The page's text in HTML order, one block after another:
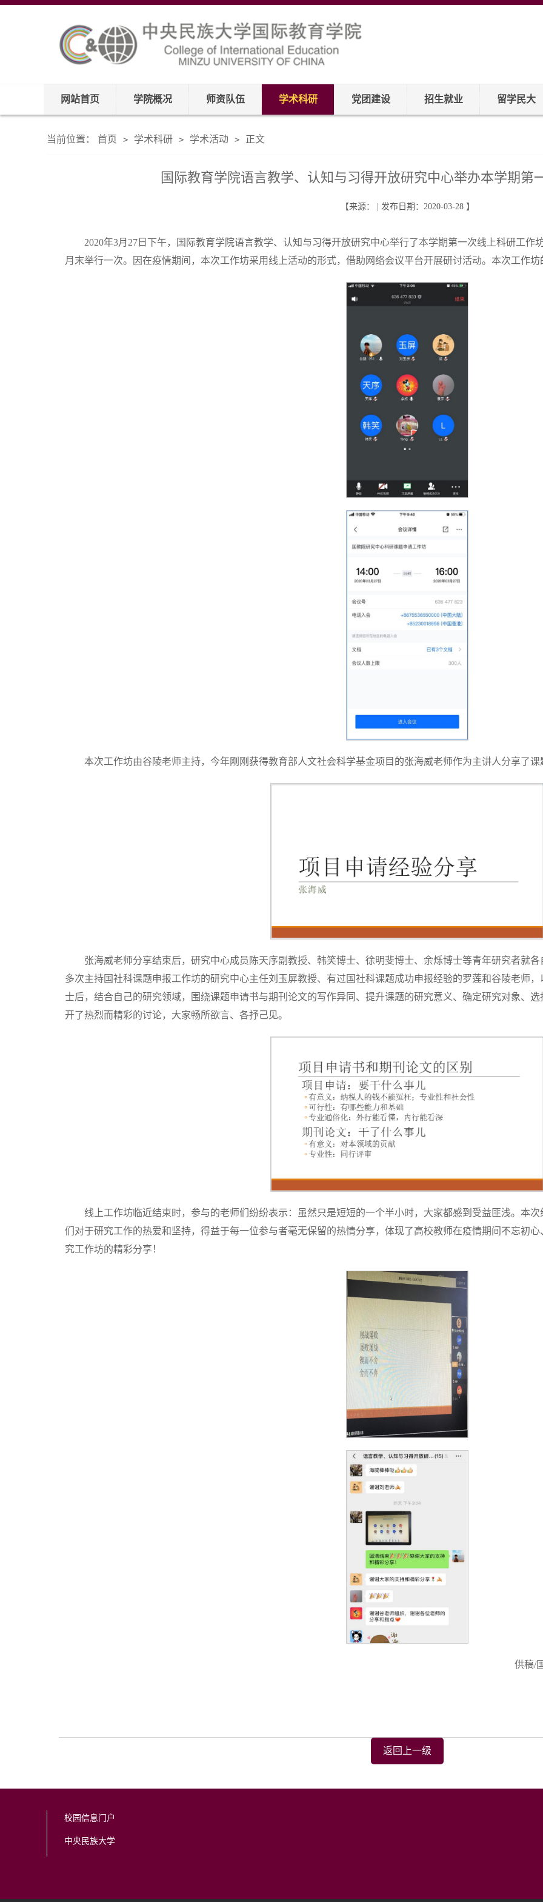
网站首页 学院概况 师资队伍 学术科研 党团建设 招生就业 留学民大
当前位置： 首页 > 学术科研 > 学术活动 > 正文
国际教育学院语言教学、认知与习得开放研究中心举办本学期第
【来源： | 发布日期：2020-03-28 】
2020年3月27日下午，国际教育学院语言教学、认知与习得开放研究中心举行了本学期第一次线上科研工
月末举行一次。因在疫情期间，本次工作坊采用线上活动的形式，借助网络会议平台开展研讨活动。本次工作坊
本次工作坊由谷陵老师主持，今年刚刚获得教育部人文社会科学基金项目的张海威老师作为主讲人分享了课
张海威老师分享结束后，研究中心成员陈天序副教授、韩笑博士、徐明斐博士、余烁博士等青年研究者就
多次主持国社科课题申报工作坊的研究中心主任刘玉屏教授、有过国社科课题成功申报经验的罗莲和谷陵老师
士后，结合自己的研究领域，围绕课题申请书与期刊论文的写作异同、提升课题的研究意义、确定研究对象、
开了热烈而精彩的讨论，大家畅所欲言、各抒己见。
线上工作坊临近结束时，参与的老师们纷纷表示：虽然只是短短的一个半小时，大家都感到受益匪浅。本
们对于研究工作的热爱和坚持，得益于每一位参与者毫无保留的热情分享，体现了高校教师在疫情期间不忘初
究工作坊的精彩分享！
供稿/
返回上一级
校园信息门户
中央民族大学